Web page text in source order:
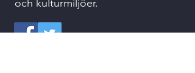
och kulturmiljöer.